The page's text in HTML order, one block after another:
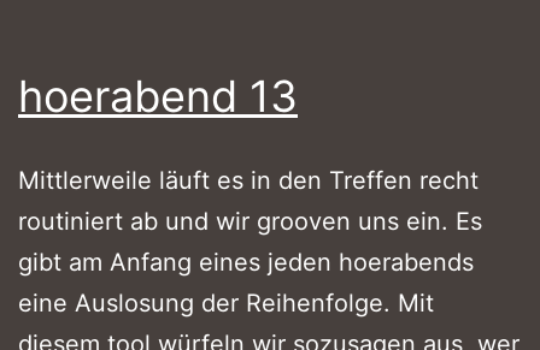
hoerabend 13
Mittlerweile läuft es in den Treffen recht
routiniert ab und wir grooven uns ein. Es
gibt am Anfang eines jeden hoerabends
eine Auslosung der Reihenfolge. Mit
diesem tool würfeln wir sozusagen aus, wer